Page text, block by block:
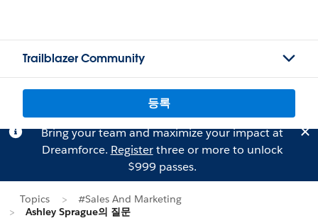
Trailblazer Community
등록
Bring your team and maximize your impact at
Dreamforce. Registerthree or more to unlock
$999 passes.
Topics
#Sales And Marketing
Ashley Sprague의 질문